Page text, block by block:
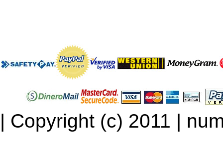
| Copyright (c) 2011 |